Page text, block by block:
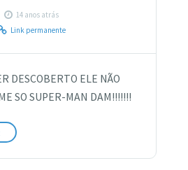
14 anos atrás
Link permanente
DESCOBERTO ELE NÃO
SO SUPER-MAN DAM!!!!!!!